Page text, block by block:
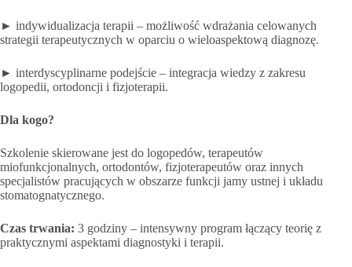
► indywidualizacja terapii – możliwość wdrażania celowanych
strategii terapeutycznych w oparciu o wieloaspektową diagnozę.
► interdyscyplinarne podejście – integracja wiedzy z zakresu
logopedii, ortodoncji i fizjoterapii.
Dla kogo?
Szkolenie skierowane jest do logopedów, terapeutów
miofunkcjonalnych, ortodontów, fizjoterapeutów oraz innych
specjalistów pracujących w obszarze funkcji jamy ustnej i układu
stomatognatycznego.
Czas trwania: 3 godziny – intensywny program łączący teorię z
praktycznymi aspektami diagnostyki i terapii.